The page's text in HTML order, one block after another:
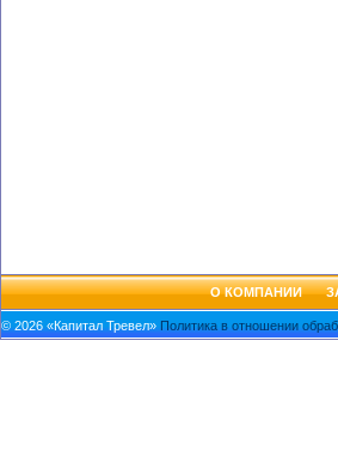
О КОМПАНИИ
© 2026 «Капитал Тревел» Политика в отношении